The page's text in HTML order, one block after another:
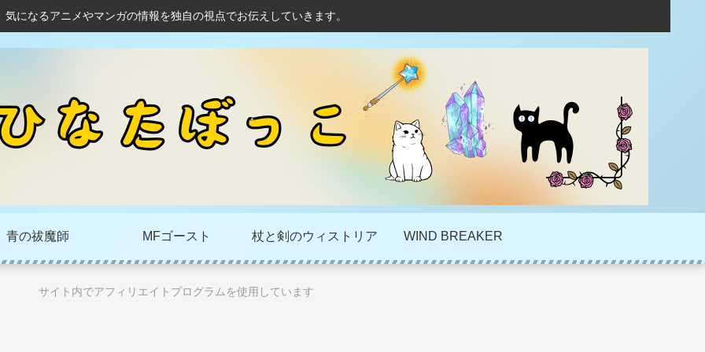
気になるアニメやマンガの情報を独自の視点でお伝えしていきます。
青の祓魔師 MFゴースト 杖と剣のウィストリア WIND BREAKER
サイト内でアフィリエイトプログラムを使用しています